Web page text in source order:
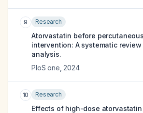
9 Research
Atorvastatin before
intervention: A systematic
analysis.
PloS one 2024
10 Research
Effects of high-dose